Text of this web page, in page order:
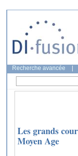
Recherche avancée
Les grands
Moyen Age